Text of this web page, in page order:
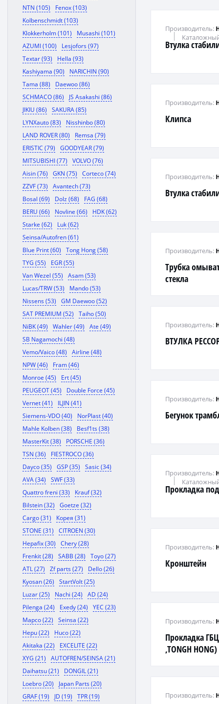
NTN (105)
Fenox (103)
Kolbenschmidt (103)
Klokkerholm (101)
Musashi (101)
AZUMI (100)
Lesjofors (97)
Textar (93)
Hella (93)
Kashiyama (90)
NARICHIN (90)
Tama (88)
Daewoo (86)
SCHMACO (86)
JS Asakashi (86)
JIKIU (86)
SAKURA (85)
LYNXauto (83)
Nisshinbo (80)
LAND ROVER (80)
Remsa (79)
ERISTIC (79)
GOODYEAR (79)
MITSUBISHI (77)
VOLVO (76)
Aisin (76)
GKN (75)
Corteco (74)
ZZVF (73)
Avantech (73)
Bosal (69)
Dolz (68)
FAG (68)
BERU (66)
Novline (66)
HDK (62)
Starke (62)
Luk (62)
Seinsa/Autofren (61)
Blue Print (60)
Tong Hong (58)
TYG (55)
EGR (55)
Van Wezel (55)
Asam (53)
Lucas/TRW (53)
Mando (53)
Nissens (53)
GM Daewoo (52)
SAT PREMIUM (52)
Taiho (50)
NiBK (49)
Wahler (49)
Ate (49)
SB Nagamochi (48)
Vemo/Vaico (48)
Airline (48)
NPW (46)
Fram (46)
Monroe (45)
Ert (45)
PEUGEOT (45)
Double Force (45)
Vernet (41)
ILJIN (41)
Siemens-VDO (40)
NorPlast (40)
Mahle Kolben (38)
Besf1ts (38)
MasterKit (38)
PORSCHE (36)
TSN (36)
FIESTROCO (36)
Dayco (35)
GSP (35)
Sasic (34)
AVA (34)
SWF (33)
Quattro freni (33)
Krauf (32)
Bilstein (32)
Goetze (32)
Cargo (31)
Корея (31)
STONE (31)
CITROEN (30)
Hepafix (30)
Chery (28)
Frenkit (28)
SABB (28)
Toyo (27)
ATL (27)
Zf parts (27)
Dello (26)
Kyosan (26)
StartVolt (25)
Luzar (25)
Nachi (24)
AD (24)
Pilenga (24)
Exedy (24)
YEC (23)
Mapco (22)
Seinsa (22)
Hepu (22)
Huco (22)
Akitaka (22)
EXCELITE (22)
XYG (21)
AUTOFREN/SEINSA (21)
Daihatsu (21)
DONGIL (21)
Loebro (20)
Japan Parts (20)
GRAF (19)
JD (19)
TPR (19)
Втулка
Производитель:
Клипса
Производитель:
Втулка
Производитель:
Трубка
стекла
Производитель:
ВТУЛКА
Производитель:
Бегунок
Производитель:
Прокладка
Производитель:
Кронштейн
Производитель:
Прокладка ГБЦ
,TONGH HONG)
Производитель:
Производитель: